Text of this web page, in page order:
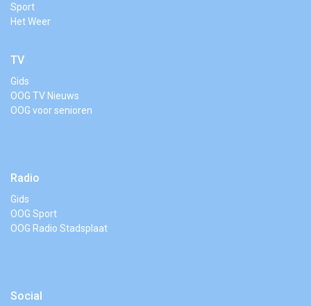
Sport
Het Weer
TV
Gids
OOG TV Nieuws
OOG voor senioren
Radio
Gids
OOG Sport
OOG Radio Stadsplaat
Social